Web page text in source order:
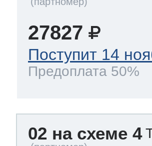
27827
Поступит 14
Предоплата 50%
02 на схеме 4